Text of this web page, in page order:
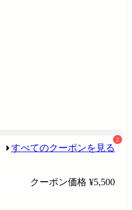
すべてのクーポンを見る
2
クーポン価格 ¥5,500